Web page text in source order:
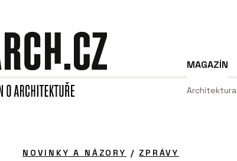
MAGAZÍN
Architektura
NOVINKY A NÁZORY / ZPRÁVY